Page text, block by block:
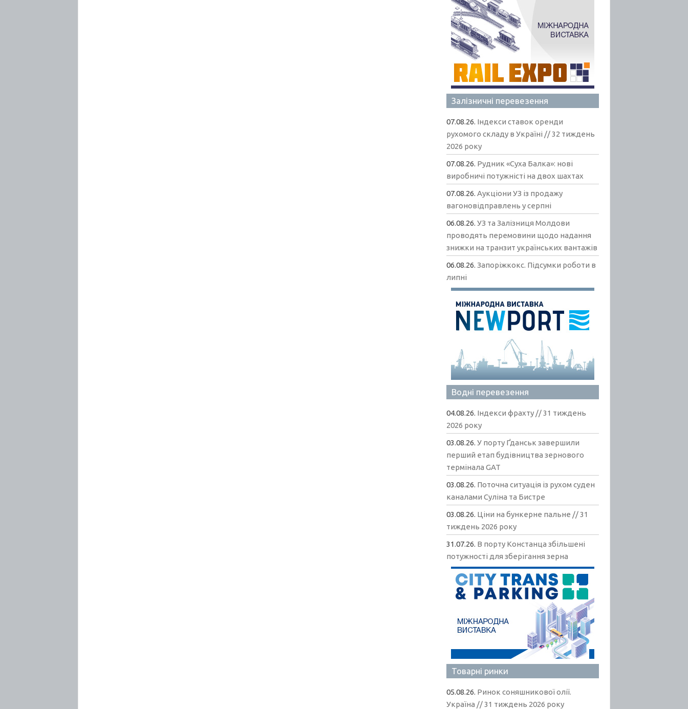
Залізничні перевезення
07.08.26. Індекси ставок оренди
рухомого складу в Україні // 32 тиждень
2026 року
07.08.26. Рудник «Суха Балка»: нові
виробничі потужністі на двох шахтах
07.08.26.Аукціони УЗ із продажу
вагоновідправлень у серпні
06.08.26.УЗ та Залізниця Молдови
проводять перемовини щодо надання
знижки на транзит українських вантажів
06.08.26.Запоріжкокс. Підсумки роботи в
липні
Водні перевезення
04.08.26. Індекси фрахту // 31 тиждень
2026 року
03.08.26.У порту Ґданськ завершили
перший етап будівництва зернового
термінала GAT
03.08.26. Поточна ситуація із рухом суден
каналами Суліна та Бистре
03.08.26. Ціни на бункерне пальне // 31
тиждень 2026 року
31.07.26. В порту Констанца збільшені
потужності для зберігання зерна
Товарні ринки
05.08.26. Ринок соняшникової олії.
Україна // 31 тиждень 2026 року